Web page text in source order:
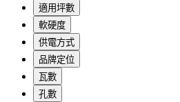
適用坪數
軟硬度
供電方式
品牌定位
瓦數
孔數